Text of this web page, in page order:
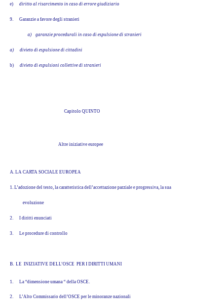
e) diritto al risarcimento in caso di errore giudiziario
9. Garanzie a favore degli stranieri
a) garanzie procedurali in caso di espulsione di stranieri
a) divieto di espulsione di cittadini
b) divieto di espulsioni collettive di stranieri
Capitolo QUINTO
Altre iniziative europee
A. LA CARTA SOCIALE EUROPEA
1. L’adozione del testo, la caratteristica dell’accettazione parziale e progressiva, la sua
evoluzione
2. I diritti enunciati
3. Le procedure di controllo
B. LE INIZIATIVE DELL’OSCE PER I DIRITTI UMANI
1. La “dimensione umana “ della OSCE.
2. L’Alto Commissario dell’OSCE per le minoranze nazionali